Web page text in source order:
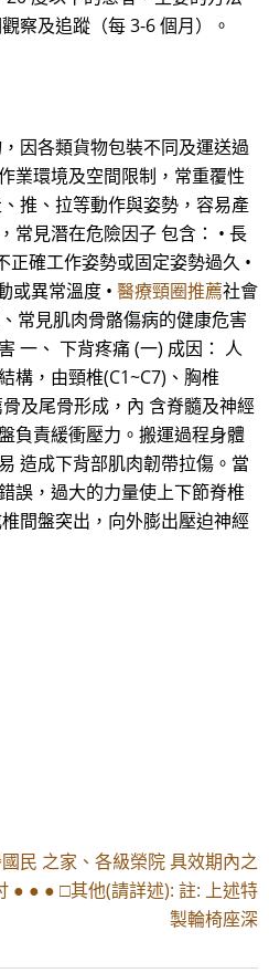
察及追蹤（每 3-6 個月）。
因各類貨物包裝不同及運送過
業環境及空間限制，常重覆性
推、拉等動作與姿勢，容易產
常見潛在危險因子 包含： • 長
正確工作姿勢或固定姿勢過久 •
或異常溫度 • 醫療頸圈推薦社會
常見肌肉骨骼傷病的健康危害
一、 下背疼痛 (一) 成因： 人
構，由頸椎(C1~C7)、胸椎
及尾骨形成，內 含脊髓及神經
負責緩衝壓力。搬運過程身體
造成下背部肌肉韌帶拉傷。當
誤，過大的力量使上下節脊椎
間盤突出，向外膨出壓迫神經
民 之家、各級榮院 具效期內之
● ● ● □其他(請詳述): 註: 上述特
製輪椅座深